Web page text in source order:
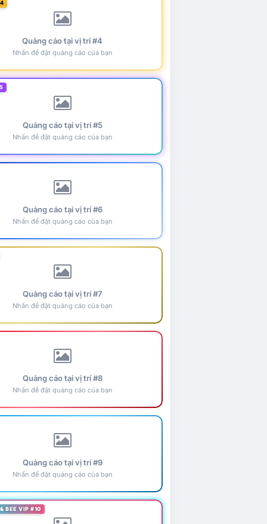
Quảng cáo tại vị trí #4
Nhấn để đặt quảng cáo của bạn
Quảng cáo tại vị trí #5
Nhấn để đặt quảng cáo của bạn
Quảng cáo tại vị trí #6
Nhấn để đặt quảng cáo của bạn
Quảng cáo tại vị trí #7
Nhấn để đặt quảng cáo của bạn
Quảng cáo tại vị trí #8
Nhấn để đặt quảng cáo của bạn
Quảng cáo tại vị trí #9
Nhấn để đặt quảng cáo của bạn
BEE VIP #10